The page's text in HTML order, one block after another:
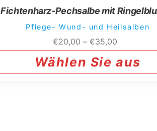
Fichtenharz-Pechsalbe mit
Pflege- Wund- und Heilsalben
€20,00 –€35,00
€20,00
bis
Wählen Sie aus